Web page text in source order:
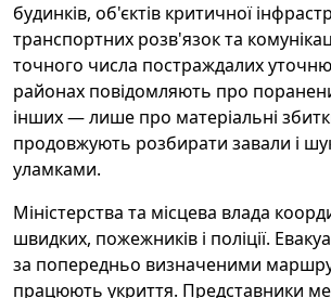
будинків, об'єктів критичної
транcпортних розв'язок та
точного числа постраждалих
районах повідомляють про
інших — лише про матеріальні
продовжують розбирати завали і
уламками.
Міністерства та місцева влада
швидких, пожежників і поліції.
за попередньо визначеними
працюють укриття. Представники